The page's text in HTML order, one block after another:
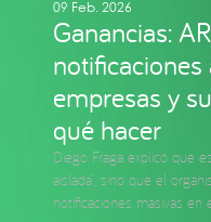
09 Feb. 2026
Ganancias:
empresas y
qué hacer
Diego Fraga explicó que
aislada”, sino que el
notificaciones masivas en